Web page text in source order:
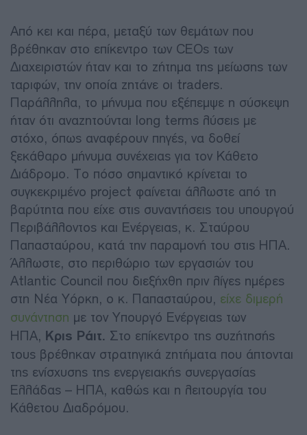
Από κει και πέρα, μεταξύ των θεμάτων που
βρέθηκαν στο επίκεντρο των CEOs των
Διαχειριστών ήταν και το ζήτημα της μείωσης των
ταριφών, την οποία ζητάνε οι traders.
Παράλληλα, το μήνυμα που εξέπεμψε η σύσκεψη
ήταν ότι αναζητούνται long terms λύσεις με
στόχο, όπως αναφέρουν πηγές, να δοθεί
ξεκάθαρο μήνυμα συνέχειας για τον Κάθετο
Διάδρομο. Το πόσο σημαντικό κρίνεται το
συγκεκριμένο project φαίνεται άλλωστε από τη
βαρύτητα που είχε στις συναντήσεις του υπουργού
Περιβάλλοντος και Ενέργειας, κ. Σταύρου
Παπασταύρου, κατά την παραμονή του στις ΗΠΑ.
Άλλωστε, στο περιθώριο των εργασιών του
Atlantic Council που διεξήχθη πριν λίγες ημέρες
στη Νέα Υόρκη, ο κ. Παπασταύρου, είχε διμερή
συνάντηση με τον Υπουργό Ενέργειας των
ΗΠΑ, Κρις Ράιτ. Στο επίκεντρο της συζήτησής
τους βρέθηκαν στρατηγικά ζητήματα που άπτονται
της ενίσχυσης της ενεργειακής συνεργασίας
Ελλάδας – ΗΠΑ, καθώς και η λειτουργία του
Κάθετου Διαδρόμου.